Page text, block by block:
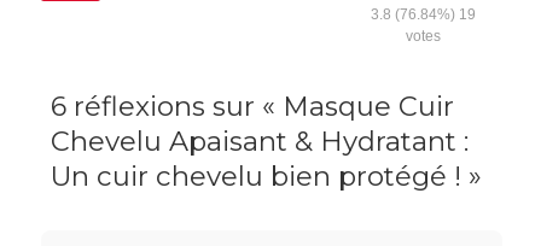
3.8 (76.84%) 19
votes
6 réflexions sur « Masque Cuir
Chevelu Apaisant & Hydratant :
Un cuir chevelu bien protégé ! »